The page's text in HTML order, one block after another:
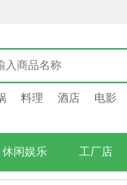
料理 酒店 电影
休闲娱乐 工厂店